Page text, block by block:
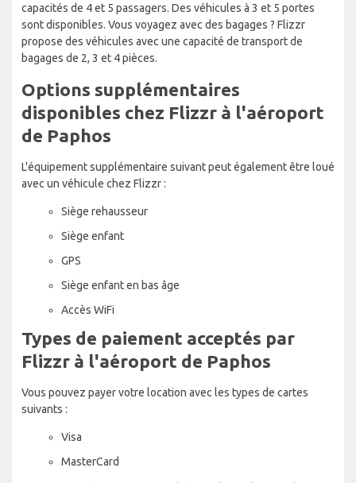
capacités de 4 et 5 passagers. Des véhicules à 3 et 5 portes
sont disponibles. Vous voyagez avec des bagages ? Flizzr
propose des véhicules avec une capacité de transport de
bagages de 2, 3 et 4 pièces.
Options supplémentaires
disponibles chez Flizzr à l'aéroport
de Paphos
L'équipement supplémentaire suivant peut également être loué
avec un véhicule chez Flizzr :
Siège rehausseur
Siège enfant
GPS
Siège enfant en bas âge
Accès WiFi
Types de paiement acceptés par
Flizzr à l'aéroport de Paphos
Vous pouvez payer votre location avec les types de cartes
suivants :
Visa
MasterCard